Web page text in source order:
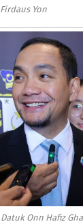
Yon
Onn Hafiz